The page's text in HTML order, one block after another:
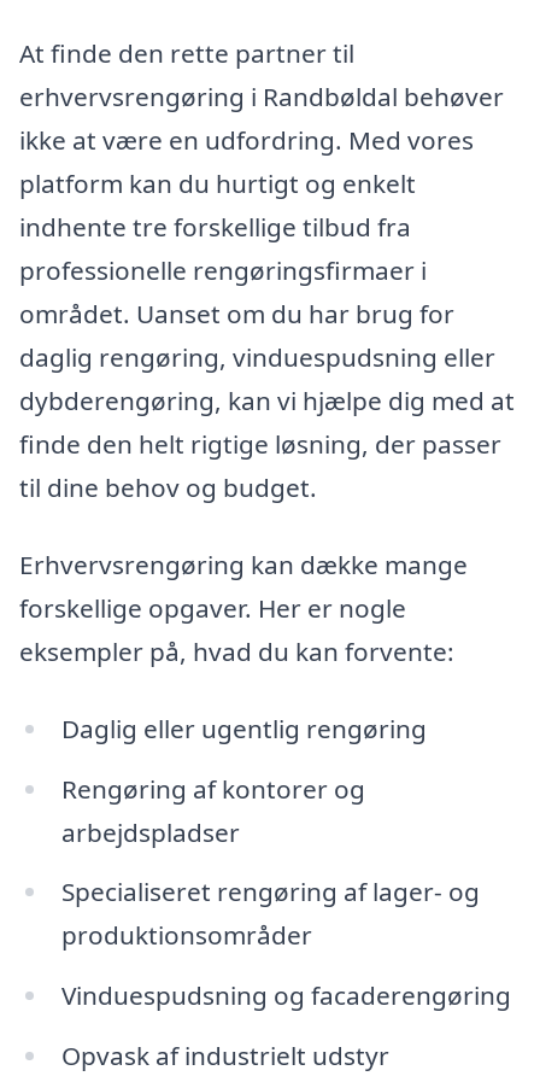
At finde den rette partner til
erhvervsrengøring i Randbøldal behøver
ikke at være en udfordring. Med vores
platform kan du hurtigt og enkelt
indhente tre forskellige tilbud fra
professionelle rengøringsfirmaer i
området. Uanset om du har brug for
daglig rengøring, vinduespudsning eller
dybderengøring, kan vi hjælpe dig med at
finde den helt rigtige løsning, der passer
til dine behov og budget.
Erhvervsrengøring kan dække mange
forskellige opgaver. Her er nogle
eksempler på, hvad du kan forvente:
Daglig eller ugentlig rengøring
Rengøring af kontorer og
arbejdspladser
Specialiseret rengøring af lager- og
produktionsområder
Vinduespudsning og facaderengøring
Opvask af industrielt udstyr